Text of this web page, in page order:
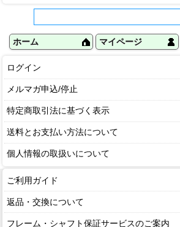
ホーム マイページ
ログイン
メルマガ申込/停止
特定商取引法に基づく表示
送料とお支払い方法について
個人情報の取扱いについて
ご利用ガイド
返品・交換について
フレーム・シャフト保証サービスのご案内